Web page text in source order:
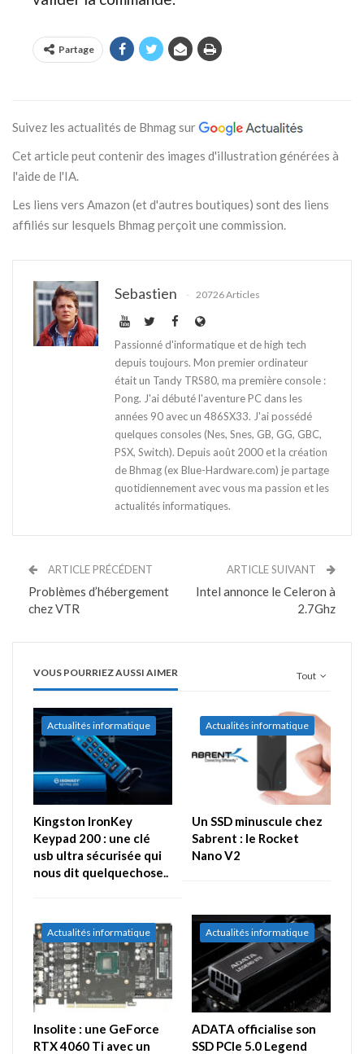
Partage
Suivez les actualités de Bhmag sur
Cet article peut contenir des images d'illustration générées à
l'aide de l'IA.
Les liens vers Amazon (et d'autres boutiques) sont des liens
affiliés sur lesquels Bhmag perçoit une commission.
Sebastien 20726 Articles
Passionné d'informatique et de high tech
depuis toujours. Mon premier ordinateur
était un Tandy TRS80, ma première console :
Pong. J'ai débuté l'aventure PC dans les
années 90 avec un 486SX33. J'ai possédé
quelques consoles (Nes, Snes, GB, GG, GBC,
PSX, Switch). Depuis août 2000 et la création
de Bhmag (ex Blue-Hardware.com) je partage
quotidiennement avec vous ma passion et les
actualités informatiques.
ARTICLE PRÉCÉDENT
Problèmes d’hébergement
chez VTR
ARTICLE SUIVANT
Intel annonce le Celeron à
2.7Ghz
Tout
VOUS POURRIEZ AUSSI AIMER
Actualités informatique
Kingston IronKey
Keypad 200 : une clé
usb ultra sécurisée qui
nous dit quelquechose..
Actualités informatique
Un SSD minuscule chez
Sabrent : le Rocket
Nano V2
Actualités informatique
Insolite : une GeForce
RTX 4060 Ti avec un
Actualités informatique
ADATA officialise son
SSD PCIe 5.0 Legend